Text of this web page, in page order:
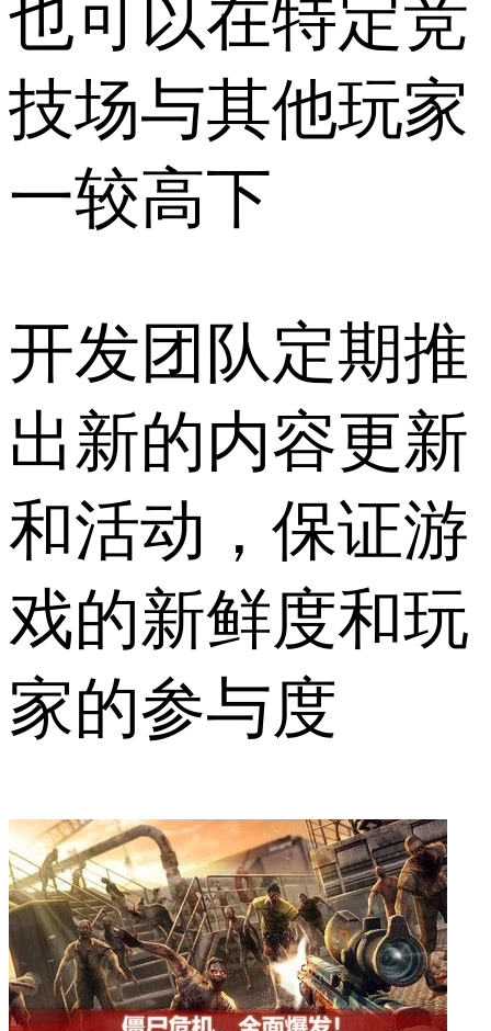
也可以在特定竞
技场与其他玩家
一较高下
开发团队定期推
出新的内容更新
和活动，保证游
戏的新鲜度和玩
家的参与度